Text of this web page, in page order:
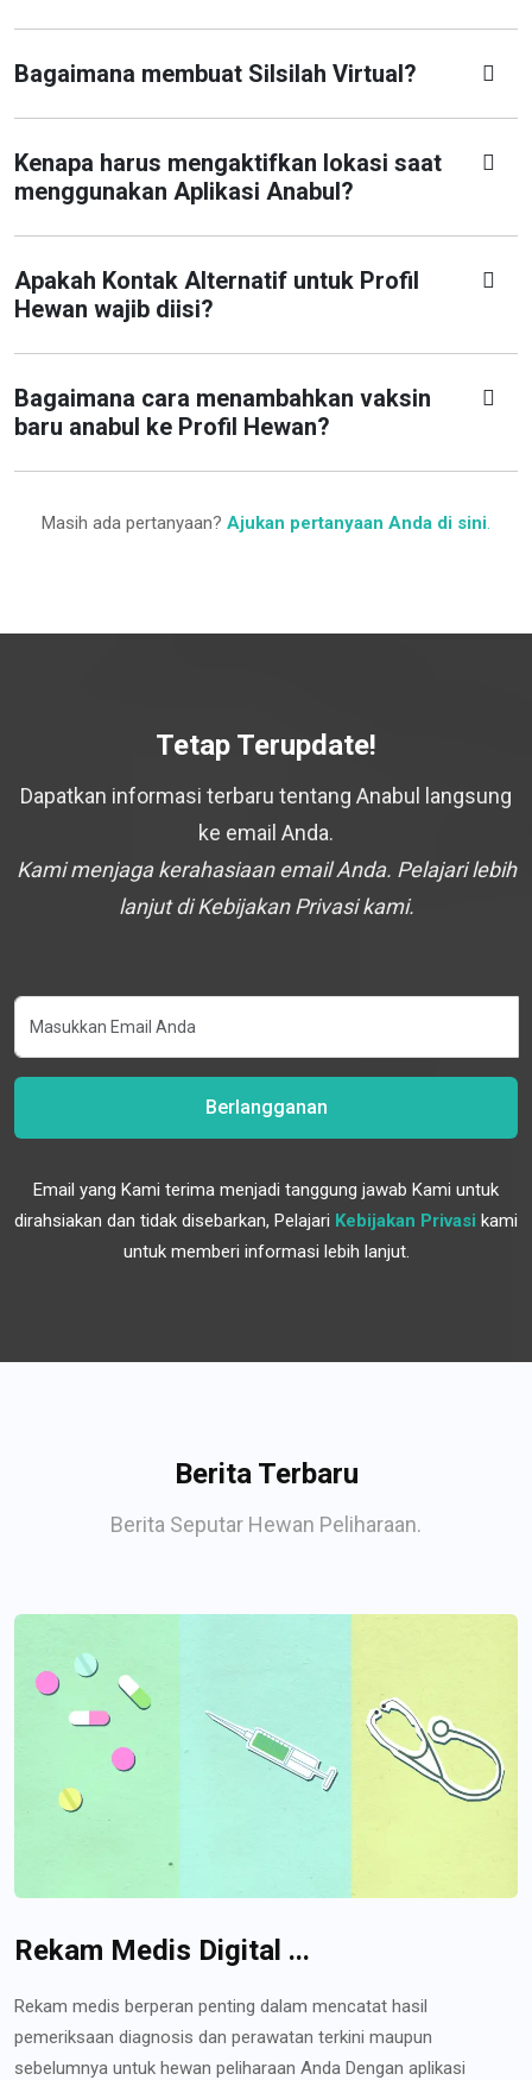
Bagaimana membuat Silsilah Virtual?
Kenapa harus mengaktifkan lokasi saat
menggunakan Aplikasi Anabul?
Apakah Kontak Alternatif untuk Profil
Hewan wajib diisi?
Bagaimana cara menambahkan vaksin
baru anabul ke Profil Hewan?
Masih ada pertanyaan? Ajukan pertanyaan Anda di sini.
Tetap Terupdate!
Dapatkan informasi terbaru tentang Anabul langsung
ke email Anda.
Kami menjaga kerahasiaan email Anda. Pelajari lebih
lanjut di Kebijakan Privasi kami.
Berlangganan
Email yang Kami terima menjadi tanggung jawab Kami untuk
dirahsiakan dan tidak disebarkan, Pelajari Kebijakan Privasi kami
untuk memberi informasi lebih lanjut.
Berita Terbaru
Berita Seputar Hewan Peliharaan.
Rekam Medis Digital ...
Rekam medis berperan penting dalam mencatat hasil
pemeriksaan diagnosis dan perawatan terkini maupun
sebelumnya untuk hewan peliharaan Anda Dengan aplikasi